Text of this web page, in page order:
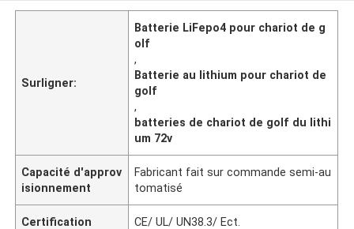
Surligner:
Batterie LiFepo4 pour chariot de g
olf
,
Batterie au lithium pour chariot de
golf
,
batteries de chariot de golf du lithi
um 72v
Capacité d'approv
isionnement
Fabricant fait sur commande semi-au
tomatisé
Certification CE/ UL/ UN38.3/ Ect.